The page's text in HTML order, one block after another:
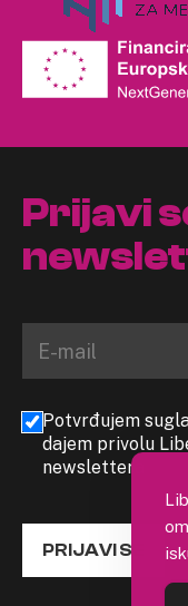
Prijavi
Potvrđujem
dajem privolu
newslettera
PRIJAVI SE